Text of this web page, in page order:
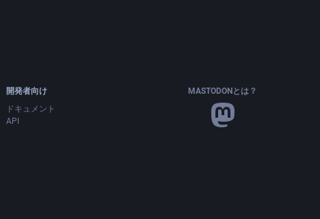
開発者向け
ドキュメント
API
MASTODONとは？